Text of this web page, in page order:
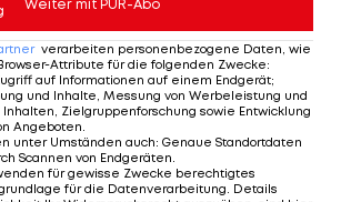
hat sich im Laufe der
nicht verringert. Zwar marginal,
geworden."
Podestplatz in Mugello,
ist der Knoten geplatzt. Das
Sotschi, war wieder schlecht.
Weiter mit PUR-Abo
verarbeiten personenbezogene Daten, wie
Attribute für die folgenden Zwecke:
auf Informationen auf einem Endgerät;
und Inhalte, Messung von Werbeleistung und
Zielgruppenforschung sowie Entwicklung
Angeboten.
unter Umständen auch: Genaue Standortdaten
Scannen von Endgeräten.
für gewisse Zwecke berechtigtes
für die Datenverarbeitung. Details